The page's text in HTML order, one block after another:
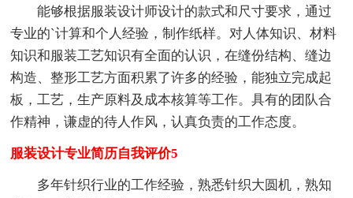
能够根据服装设计师设计的款式和尺寸要求，通过
专业的`计算和个人经验，制作纸样。对人体知识、材料
知识和服装工艺知识有全面的认识，在缝份结构、缝边
构造、整形工艺方面积累了许多的经验，能独立完成起
板，工艺，生产原料及成本核算等工作。具有的团队合
作精神，谦虚的待人作风，认真负责的工作态度。
服装设计专业简历自我评价5
多年针织行业的工作经验，熟悉针织大圆机，熟知